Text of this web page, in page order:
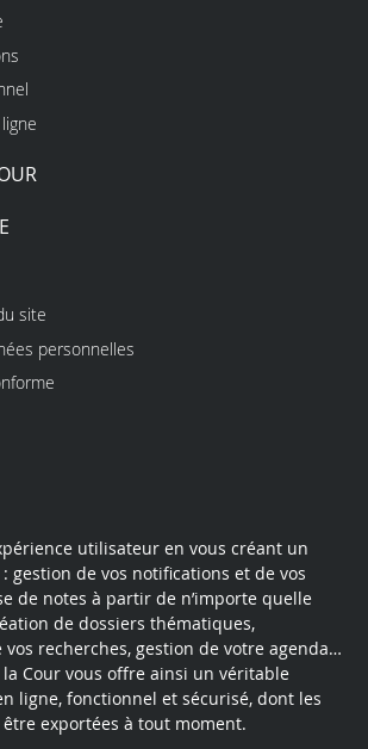
site
personnelles
utilisateur en vous créant un
gestion de vos notifications et de vos
de notes à partir de n’importe quelle
de dossiers thématiques,
recherches, gestion de votre agenda…
Cour vous offre ainsi un véritable
ligne, fonctionnel et sécurisé, dont les
exportées à tout moment.